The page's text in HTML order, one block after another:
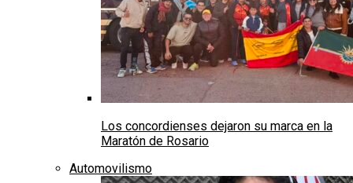
Los concordienses dejaron su marca en la
Maratón de Rosario
Automovilismo